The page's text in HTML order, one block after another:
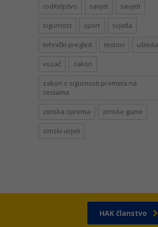
roditeljstvo savjet savjeti
sigurnost sport svjetla
tehnički pregled testovi ušteda
vozač zakon
zakon o sigurnosti prometa na
cestama
zimska oprema zimske gume
zimski uvjeti
HAK članstvo